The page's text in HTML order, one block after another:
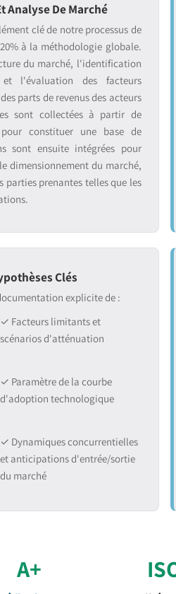
Analyse De Marché
clé de notre processus de
à la méthodologie globale.
du marché, l'identification
l'évaluation des facteurs
parts de revenus des acteurs
sont collectées à partir de
constituer une base de
sont ensuite intégrées pour
dimensionnement du marché,
prenantes telles que les
Clés
explicite de :
✓ Facteurs limitants et
scénarios d'atténuation
✓ Paramètre de la courbe
d'adoption technologique
✓ Dynamiques concurrentielles
et anticipations d'entrée/sortie
du marché
A+